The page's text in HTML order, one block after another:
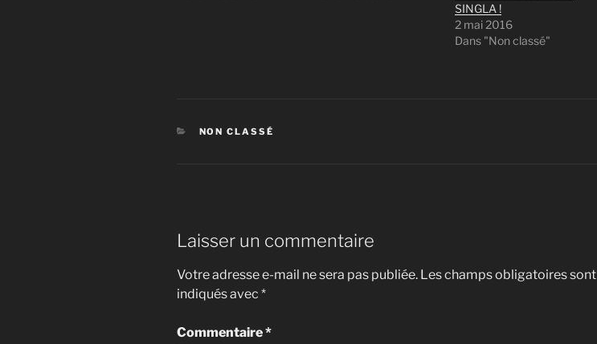
SINGLA !
2 mai 2016
Dans "Non classé"
CATÉGORIES
NON CLASSÉ
Laisser un commentaire
Votre adresse e-mail ne sera pas publiée. Les champs obligatoires sont
indiqués avec *
Commentaire*